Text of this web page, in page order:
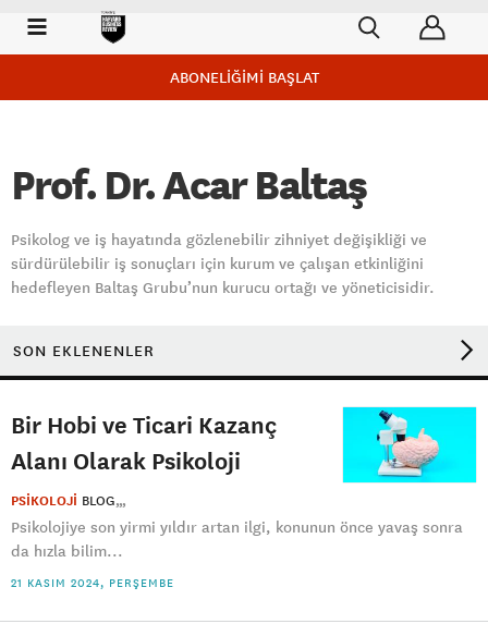
ABONELİĞİMİ BAŞLAT
Prof. Dr. Acar Baltaş
Psikolog ve iş hayatında gözlenebilir zihniyet değişikliği ve
sürdürülebilir iş sonuçları için kurum ve çalışan etkinliğini
hedefleyen Baltaş Grubu’nun kurucu ortağı ve yöneticisidir.
SON EKLENENLER
Bir Hobi ve Ticari Kazanç
Alanı Olarak Psikoloji
PSİKOLOJİ BLOG
Psikolojiye son yirmi yıldır artan ilgi, konunun önce yavaş sonra
da hızla bilim...
21 KASIM 2024, PERŞEMBE